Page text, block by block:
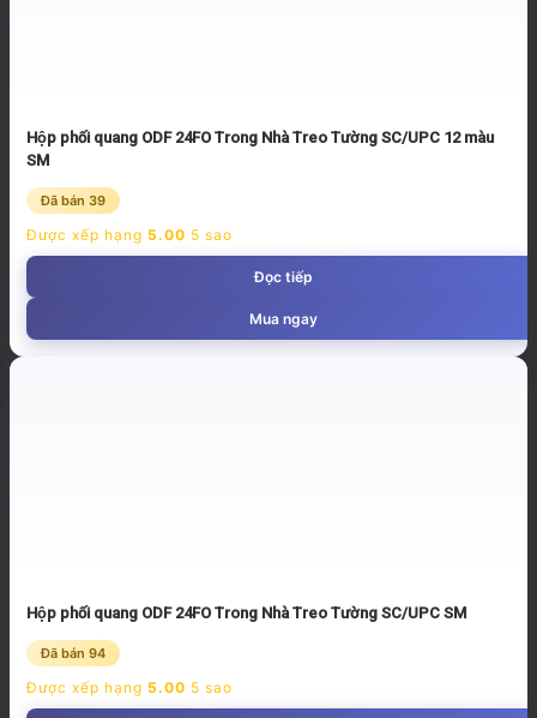
Hộp phối quang ODF 24FO Trong Nhà Treo Tường SC/UPC 12 màu
SM
Đã bán 39
Được xếp hạng 5.00 5 sao
Đọc tiếp
Mua ngay
Hộp phối quang ODF 24FO Trong Nhà Treo Tường SC/UPC SM
Đã bán 94
Được xếp hạng 5.00 5 sao